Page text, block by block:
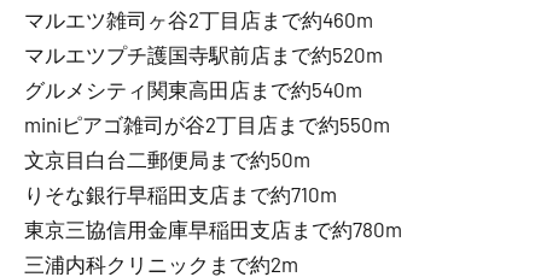
マルエツ雑司ヶ谷2丁目店まで約460m
マルエツプチ護国寺駅前店まで約520m
グルメシティ関東高田店まで約540m
miniピアゴ雑司が谷2丁目店まで約550m
文京目白台二郵便局まで約50m
りそな銀行早稲田支店まで約710m
東京三協信用金庫早稲田支店まで約780m
三浦内科クリニックまで約2m